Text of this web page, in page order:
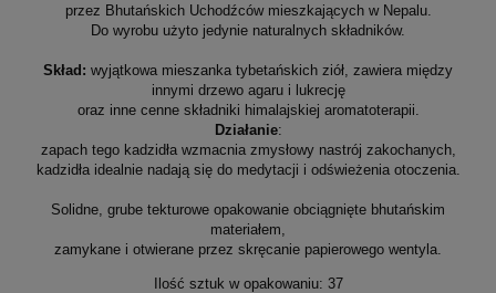
przez Bhutańskich Uchodźców mieszkających w Nepalu.
Do wyrobu użyto jedynie naturalnych składników.
Skład: wyjątkowa mieszanka tybetańskich ziół, zawiera między
innymi drzewo agaru i lukrecję
oraz inne cenne składniki himalajskiej aromatoterapii.
Działanie:
zapach tego kadzidła wzmacnia zmysłowy nastrój zakochanych,
kadzidła idealnie nadają się do medytacji i odświeżenia otoczenia.
Solidne, grube tekturowe opakowanie obciągnięte bhutańskim
materiałem,
zamykane i otwierane przez skręcanie papierowego wentyla.
Ilość sztuk w opakowaniu: 37